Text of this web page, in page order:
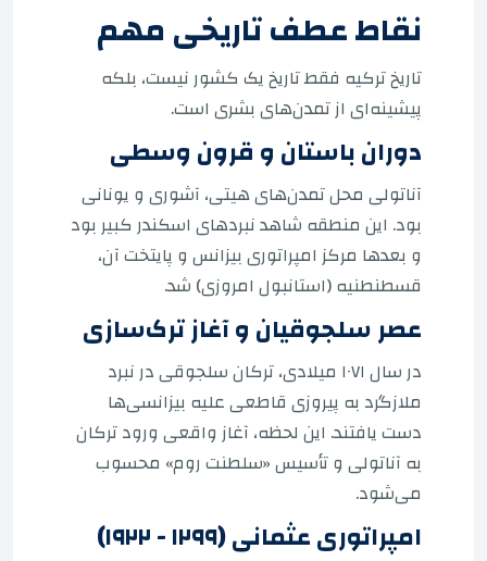
نقاط عطف تاریخی مهم
تاریخ ترکیه فقط تاریخ یک کشور نیست، بلکه
پیشینه‌ای از تمدن‌های بشری است.
دوران باستان و قرون وسطی
آناتولی محل تمدن‌های هیتی، آشوری و یونانی
بود. این منطقه شاهد نبردهای اسکندر کبیر بود
و بعدها مرکز امپراتوری بیزانس و پایتخت آن،
قسطنطنیه (استانبول امروزی) شد.
عصر سلجوقیان و آغاز ترک‌سازی
در سال ۱۰۷۱ میلادی، ترکان سلجوقی در نبرد
ملازگرد به پیروزی قاطعی علیه بیزانسی‌ها
دست یافتند. این لحظه، آغاز واقعی ورود ترکان
به آناتولی و تأسیس «سلطنت روم» محسوب
می‌شود.
امپراتوری عثمانی (۱۲۹۹ - ۱۹۲۲)